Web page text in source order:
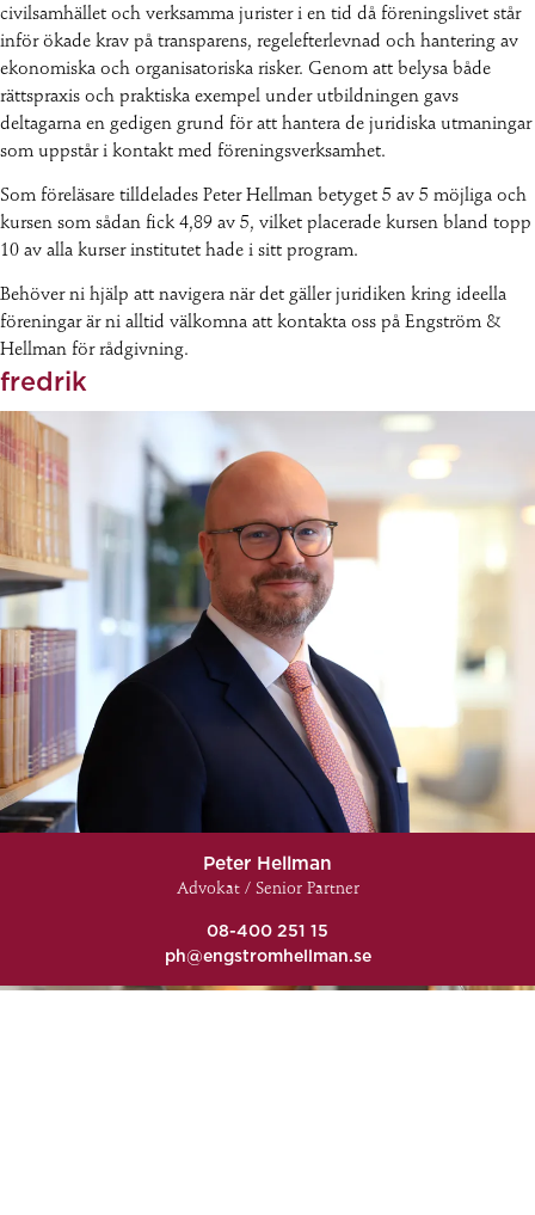
civilsamhället och verksamma jurister i en tid då föreningslivet står
inför ökade krav på transparens, regelefterlevnad och hantering av
ekonomiska och organisatoriska risker. Genom att belysa både
rättspraxis och praktiska exempel under utbildningen gavs
deltagarna en gedigen grund för att hantera de juridiska utmaningar
som uppstår i kontakt med föreningsverksamhet.
Som föreläsare tilldelades Peter Hellman betyget 5 av 5 möjliga och
kursen som sådan fick 4,89 av 5, vilket placerade kursen bland topp
10 av alla kurser institutet hade i sitt program.
Behöver ni hjälp att navigera när det gäller juridiken kring ideella
föreningar är ni alltid välkomna att kontakta oss på Engström &
Hellman för rådgivning.
fredrik
Peter Hellman
Advokat / Senior Partner
08-400 251 15
ph@engstromhellman.se